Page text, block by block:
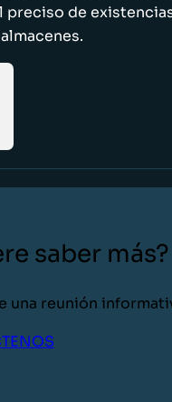
preciso de
saber más?
una reunión